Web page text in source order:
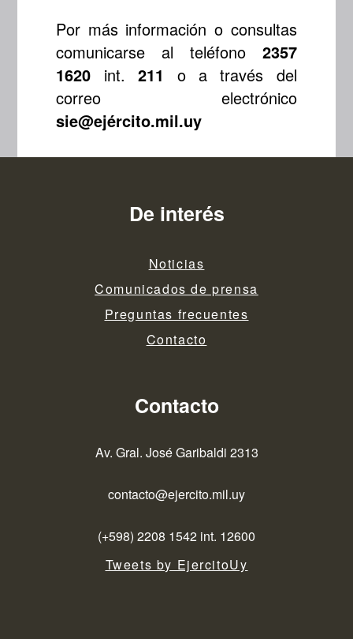
Por más información o consultas
comunicarse al teléfono 2357
1620 int.211
o a través del
correo electrónico
sie@ejército.mil.uy
De interés
Noticias
Comunicados de prensa
Preguntas frecuentes
Contacto
Contacto
Av. Gral. José Garibaldi 2313
contacto@ejercito.mil.uy
(+598) 2208 1542 int. 12600
Tweets by EjercitoUy